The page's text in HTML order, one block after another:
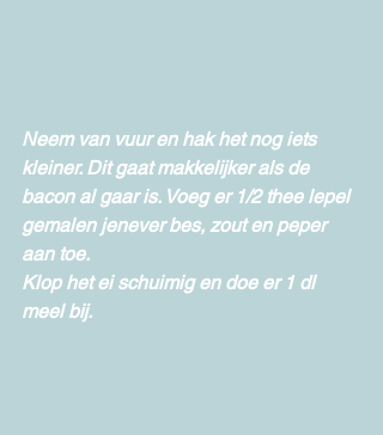
Neem van vuur en hak het nog iets
kleiner. Dit gaat makkelijker als de
bacon al gaar is. Voeg er 1/2 thee lepel
gemalen jenever bes, zout en peper
aan toe.
Klop het ei schuimig en doe er 1 dl
meel bij.